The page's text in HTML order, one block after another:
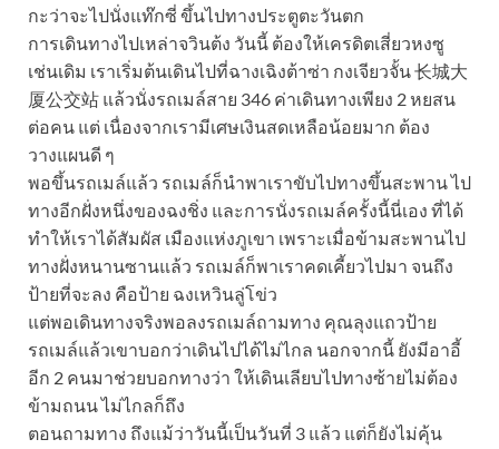
กะว่าจะไปนั่งแท๊กซี่ ขึ้นไปทางประตูตะวันตก
การเดินทางไปเหล่าจวินต้ง วันนี้ ต้องให้เครดิตเสี่ยวหงซู
เช่นเดิม เราเริ่มต้นเดินไปที่ฉางเฉิงต้าซ่า กงเจียวจั้น 长城大
厦公交站 แล้วนั่งรถเมล์สาย 346 ค่าเดินทางเพียง 2 หยสน
ต่อคน แต่ เนื่องจากเรามีเศษเงินสดเหลือน้อยมาก ต้อง
วางแผนดี ๆ
พอขึ้นรถเมล์แล้ว รถเมล์ก็นำพาเราขับไปทางขึ้นสะพาน ไป
ทางอีกฝั่งหนึ่งของฉงชิ่ง และการนั่งรถเมล์ครั้งนี้นี่เอง ที่ได้
ทำให้เราได้สัมผัส เมืองแห่งภูเขา เพราะเมื่อข้ามสะพานไป
ทางฝั่งหนานซานแล้ว รถเมล์ก็พาเราคดเคี้ยวไปมา จนถึง
ป้ายที่จะลง คือป้าย ฉงเหวินลู่โข่ว
แต่พอเดินทางจริงพอลงรถเมล์ถามทาง คุณลุงแถวป้าย
รถเมล์แล้วเขาบอกว่าเดินไปได้ไม่ไกล นอกจากนี้ ยังมีอาอี้
อีก 2 คนมาช่วยบอกทางว่า ให้เดินเลียบไปทางซ้ายไม่ต้อง
ข้ามถนน ไม่ไกลก็ถึง
ตอนถามทาง ถึงแม้ว่าวันนี้เป็นวันที่ 3 แล้ว แต่ก็ยังไม่คุ้น